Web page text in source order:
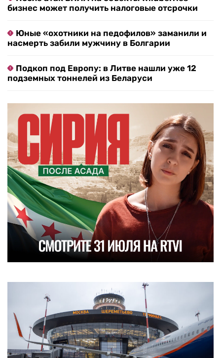
бизнес может получить налоговые отсрочки
Юные «охотники на педофилов» заманили и
насмерть забили мужчину в Болгарии
Подкоп под Европу: в Литве нашли уже 12
подземных тоннелей из Беларуси